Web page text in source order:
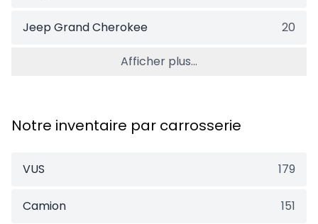
Jeep Grand Cherokee 20
Afficher plus...
Notre inventaire par carrosserie
VUS 179
Camion 151